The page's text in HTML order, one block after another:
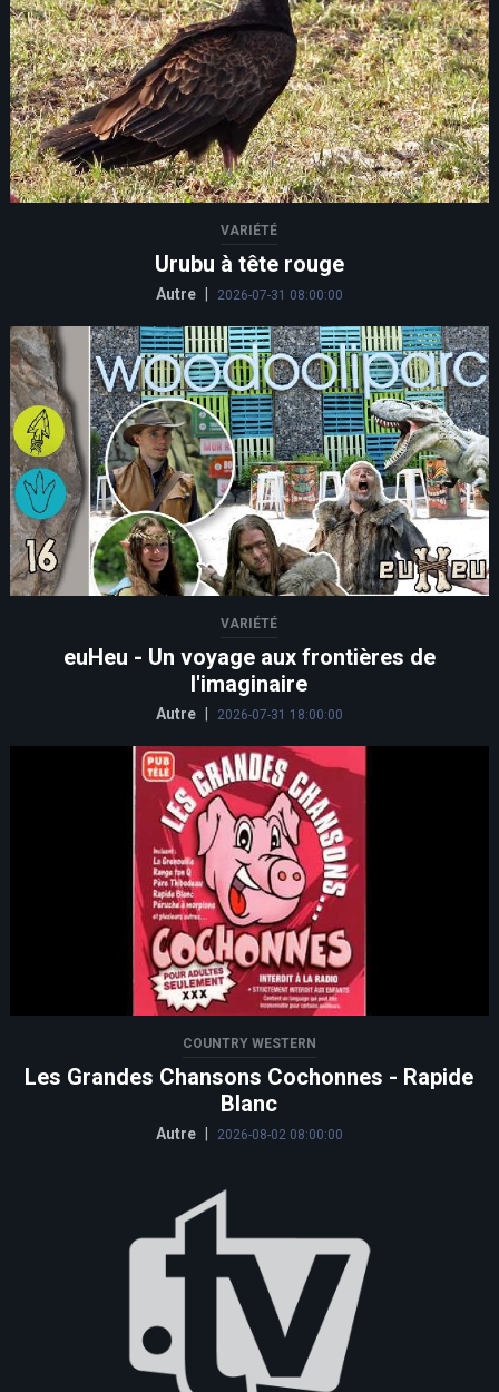
VARIÉTÉ
Urubu à tête rouge
Autre 2026-07-31 08:00:00
VARIÉTÉ
euHeu - Un voyage aux frontières de
l'imaginaire
Autre 2026-07-31 18:00:00
COUNTRY WESTERN
Les Grandes Chansons Cochonnes - Rapide
Blanc
Autre 2026-08-02 08:00:00